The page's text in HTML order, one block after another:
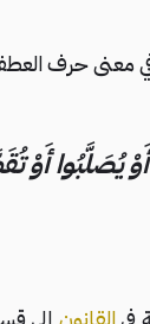
معنى حرف
يُصَلَّبُوا